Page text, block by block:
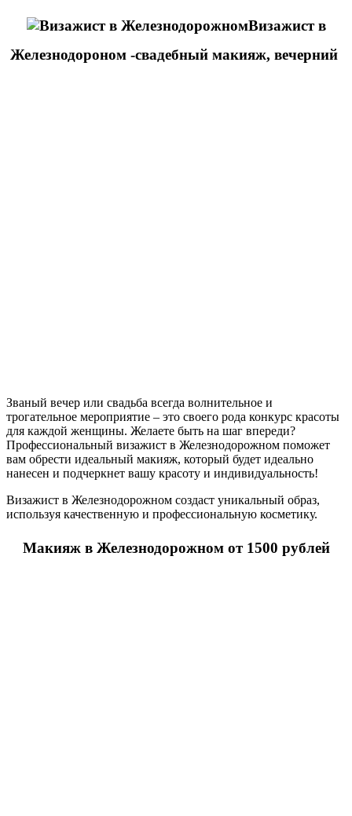
Визажист в
Железнодороном -свадебный макияж, вечерний
Званый вечер или свадьба всегда волнительное и
трогательное мероприятие – это своего рода конкурс красоты
для каждой женщины. Желаете быть на шаг впереди?
Профессиональный визажист в Железнодорожном поможет
вам обрести идеальный макияж, который будет идеально
нанесен и подчеркнет вашу красоту и индивидуальность!
Визажист в Железнодорожном создаст уникальный образ,
используя качественную и профессиональную косметику.
Макияж в Железнодорожном от 1500 рублей